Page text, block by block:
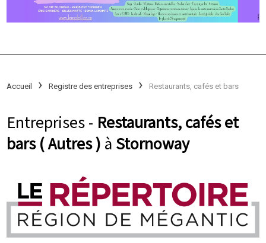
Accueil Registre des entreprises Restaurants, cafés et bars
Entreprises - Restaurants, cafés et
bars ( Autres ) à Stornoway